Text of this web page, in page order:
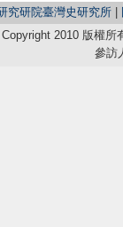
究研院臺灣史研究所|
Copyright 2010 版權所
參訪